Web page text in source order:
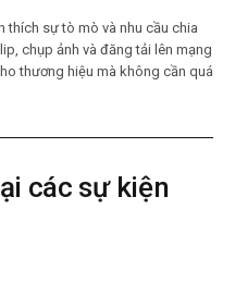
thích sự tò mò và nhu cầu chia
chụp ảnh và đăng tải lên mạng
thương hiệu mà không cần quá
các sự kiện